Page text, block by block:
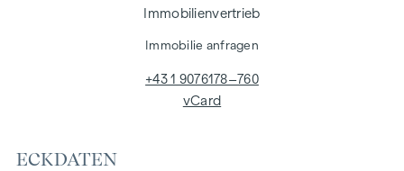
ECKDATEN
Immobilienvertrieb
Immobilie anfragen
+43 1 9076178–760
vCard